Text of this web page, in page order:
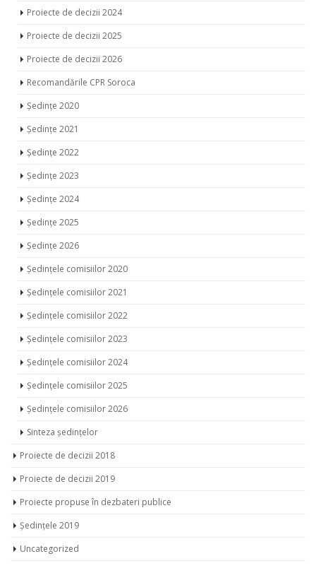
Proiecte de decizii 2024
Proiecte de decizii 2025
Proiecte de decizii 2026
Recomandările CPR Soroca
Ședințe 2020
Ședințe 2021
Ședințe 2022
Ședințe 2023
Ședințe 2024
Ședințe 2025
Ședințe 2026
Ședințele comisiilor 2020
Ședințele comisiilor 2021
Ședințele comisiilor 2022
Ședințele comisiilor 2023
Ședințele comisiilor 2024
Ședințele comisiilor 2025
Ședințele comisiilor 2026
Sinteza ședințelor
Proiecte de decizii 2018
Proiecte de decizii 2019
Proiecte propuse în dezbateri publice
Ședințele 2019
Uncategorized